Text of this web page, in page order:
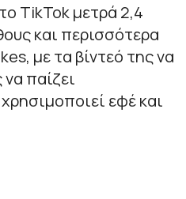
TikTok μετρά 2,4
και περισσότερα
με τα βίντεό της να
παίζει
εφέ και